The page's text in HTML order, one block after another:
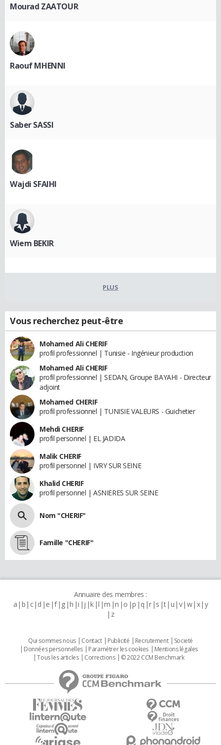
Mourad ZAATOUR
Raouf MHENNI
Saber SASSI
Wajdi SFAIHI
Wiem BEKIR
PLUS
Vous recherchez peut-être
Mohamed Ali CHERIF
profil professionnel | Tunisie - Ingénieur production
Mohamed Ali CHERIF
profil professionnel | SEDAN, Groupe BAYAHI - Directeur
adjoint
Mohamed CHERIF
profil professionnel | TUNISIE VALEURS - Guichetier
Mehdi CHERIF
profil personnel | EL JADIDA
Malik CHERIF
profil personnel | IVRY SUR SEINE
Khalid CHERIF
profil personnel | ASNIERES SUR SEINE
Nom "CHERIF"
Famille "CHERIF"
Annuaire des membres :
a b c d e f g h i j k l m n o p q r s t u v w x y
z
Qui sommes nous Contact Publicité Recrutement
Societé
Données personnelles
Paramétrer les cookies
Mentions légales
Tous les articles
Corrections © 2022 CCM Benchmark